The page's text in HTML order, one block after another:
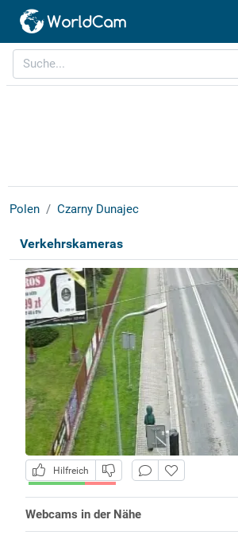
Polen Czarny Dunajec
Verkehrskameras
Hilfreich
Webcams in der Nähe